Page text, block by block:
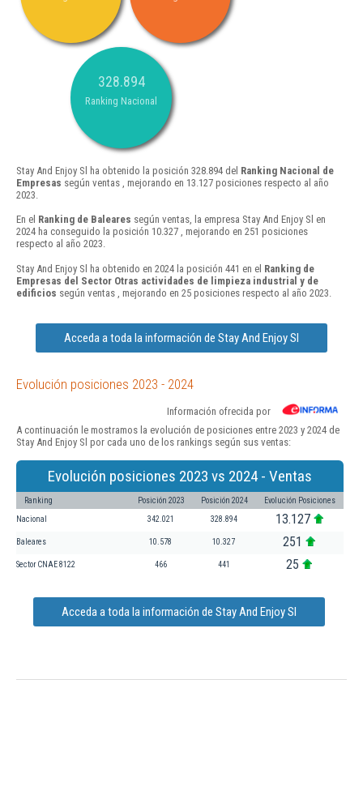
328.894
Ranking Nacional
Stay And Enjoy Sl ha obtenido la posición 328.894 del Ranking Nacional de
Empresas según ventas , mejorando en 13.127 posiciones respecto al año
2023.
En el Ranking de Baleares según ventas, la empresa Stay And Enjoy Sl en
2024 ha conseguido la posición 10.327 , mejorando en 251 posiciones
respecto al año 2023.
Stay And Enjoy Sl ha obtenido en 2024 la posición 441 en el Ranking de
Empresas del Sector Otras actividades de limpieza industrial y de
edificios según ventas , mejorando en 25 posiciones respecto al año 2023.
Acceda a toda la información de Stay And Enjoy Sl
Evolución posiciones 2023 - 2024
Información ofrecida por
A continuación le mostramos la evolución de posiciones entre 2023 y 2024 de
Stay And Enjoy Sl por cada uno de los rankings según sus ventas:
Evolución posiciones 2023 vs 2024 - Ventas
Ranking Posición 2023 Posición 2024 Evolución Posiciones
Nacional 342.021 328.894 13.127
Baleares 10.578 10.327 251
Sector CNAE 8122 466 441 25
Acceda a toda la información de Stay And Enjoy Sl